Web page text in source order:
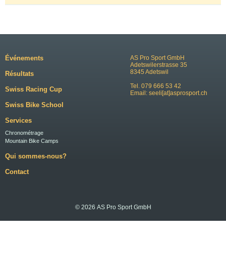
AS Pro Sport GmbH
Adetswilerstrasse 35
8345 Adetswil
Tel. 079 666 53 42
Email: seeli[at]asprosport.ch
Événements
Résultats
Swiss Racing Cup
Swiss Bike School
Services
Chronométrage
Mountain Bike Camps
Qui sommes-nous?
Contact
© 2026 AS Pro Sport GmbH